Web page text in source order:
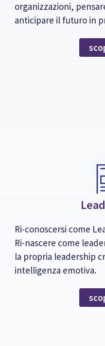
organizzazioni,
anticipare il futuro in
Ri-conoscersi come
Ri-nascere come
la propria leadership
intelligenza emotiva.